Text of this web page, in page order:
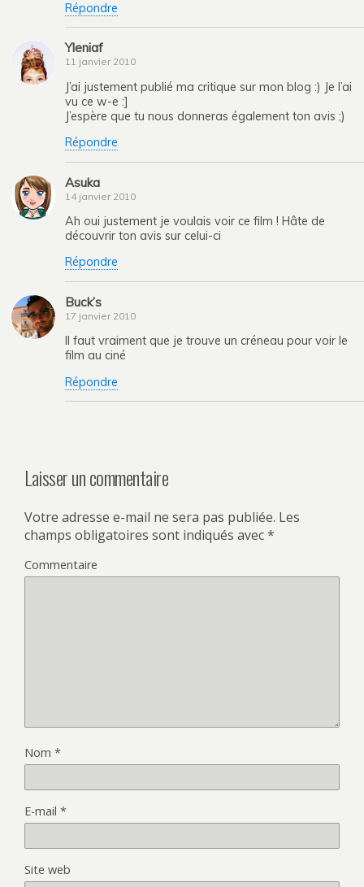
Répondre
Yleniaf
11 janvier 2010
J’ai justement publié ma critique sur mon blog :) Je l’ai
vu ce w-e :]
J’espère que tu nous donneras également ton avis ;)
Répondre
Asuka
14 janvier 2010
Ah oui justement je voulais voir ce film ! Hâte de
découvrir ton avis sur celui-ci
Répondre
Buck’s
17 janvier 2010
Il faut vraiment que je trouve un créneau pour voir le
film au ciné
Répondre
Laisser un commentaire
Votre adresse e-mail ne sera pas publiée. Les
champs obligatoires sont indiqués avec*
Commentaire
Nom *
E-mail *
Site web